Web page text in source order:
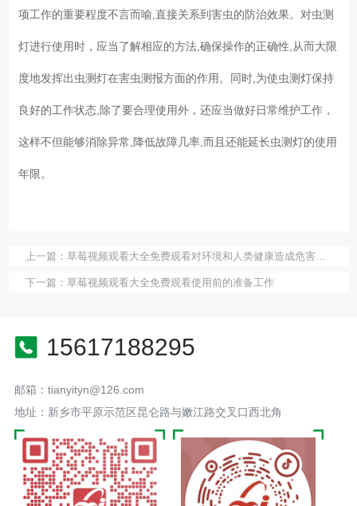
项工作的重要程度不言而喻,直接关系到害虫的防治效果。对虫测
灯进行使用时，应当了解相应的方法,确保操作的正确性,从而大限
度地发挥出虫测灯在害虫测报方面的作用。同时,为使虫测灯保持
良好的工作状态,除了要合理使用外，还应当做好日常维护工作，
这样不但能够消除异常,降低故障几率,而且还能延长虫测灯的使用
年限。
上一篇： 草莓视频观看大全免费观看对环境和人类健康造成危害有哪些
下一篇： 草莓视频观看大全免费观看使用前的准备工作
15617188295
邮箱：tianyityn@126.com
地址：新乡市平原示范区昆仑路与嫩江路交叉口西北角